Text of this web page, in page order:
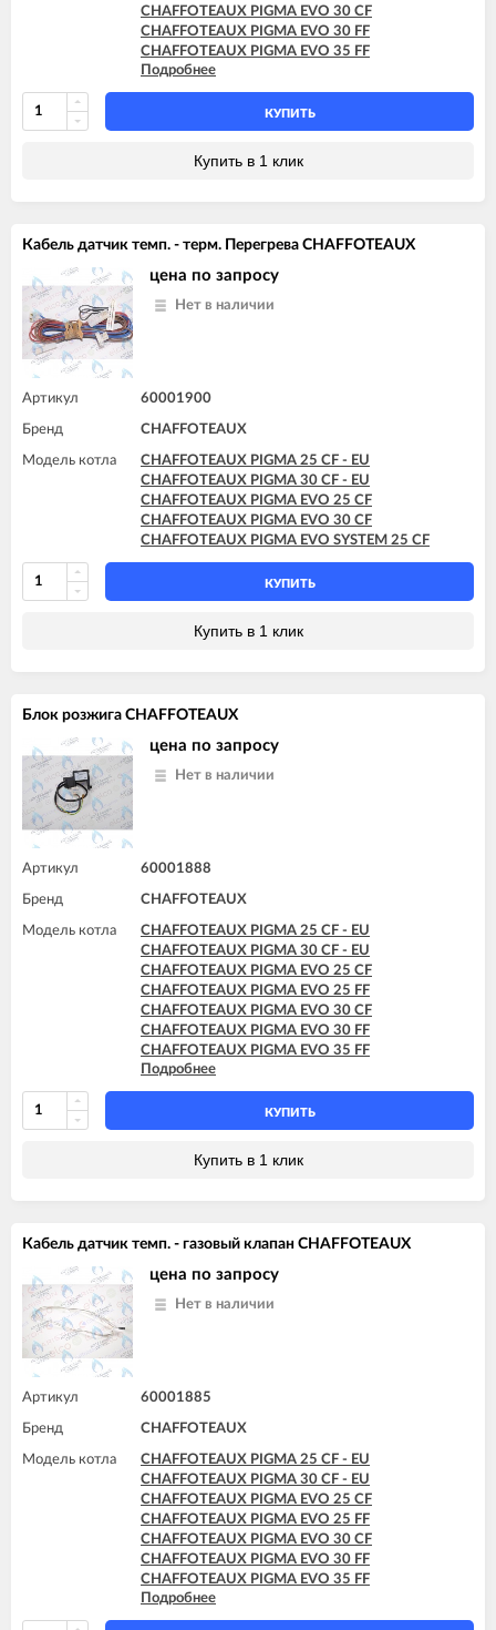
CHAFFOTEAUX PIGMA EVO 30 CF
CHAFFOTEAUX PIGMA EVO 30 FF
CHAFFOTEAUX PIGMA EVO 35 FF
CHAFFOTEAUX PIGMA EVO SYSTEM 25 CF
CHAFFOTEAUX PIGMA EVO SYSTEM 25 FF
CHAFFOTEAUX PIGMA EVO SYSTEM 30 FF
CHAFFOTEAUX PIGMA EVO SYSTEM 35 FF
Подробнее
КУПИТЬ
Купить в 1 клик
Кабель датчик темп. - терм. Перегрева CHAFFOTEAUX
цена по запросу
Нет в наличии
Артикул 60001900
Бренд CHAFFOTEAUX
Модель котла
CHAFFOTEAUX PIGMA 25 CF - EU
CHAFFOTEAUX PIGMA 30 CF - EU
CHAFFOTEAUX PIGMA EVO 25 CF
CHAFFOTEAUX PIGMA EVO 30 CF
CHAFFOTEAUX PIGMA EVO SYSTEM 25 CF
КУПИТЬ
Купить в 1 клик
Блок розжига CHAFFOTEAUX
цена по запросу
Нет в наличии
Артикул 60001888
Бренд CHAFFOTEAUX
Модель котла
CHAFFOTEAUX PIGMA 25 CF - EU
CHAFFOTEAUX PIGMA 30 CF - EU
CHAFFOTEAUX PIGMA EVO 25 CF
CHAFFOTEAUX PIGMA EVO 25 FF
CHAFFOTEAUX PIGMA EVO 30 CF
CHAFFOTEAUX PIGMA EVO 30 FF
CHAFFOTEAUX PIGMA EVO 35 FF
CHAFFOTEAUX PIGMA EVO SYSTEM 25 CF
CHAFFOTEAUX PIGMA EVO SYSTEM 25 FF
CHAFFOTEAUX PIGMA EVO SYSTEM 30 FF
CHAFFOTEAUX PIGMA EVO SYSTEM 35 FF
Подробнее
КУПИТЬ
Купить в 1 клик
Кабель датчик темп. - газовый клапан CHAFFOTEAUX
цена по запросу
Нет в наличии
Артикул 60001885
Бренд CHAFFOTEAUX
Модель котла
CHAFFOTEAUX PIGMA 25 CF - EU
CHAFFOTEAUX PIGMA 30 CF - EU
CHAFFOTEAUX PIGMA EVO 25 CF
CHAFFOTEAUX PIGMA EVO 25 FF
CHAFFOTEAUX PIGMA EVO 30 CF
CHAFFOTEAUX PIGMA EVO 30 FF
CHAFFOTEAUX PIGMA EVO 35 FF
CHAFFOTEAUX PIGMA EVO SYSTEM 25 CF
CHAFFOTEAUX PIGMA EVO SYSTEM 25 FF
Подробнее